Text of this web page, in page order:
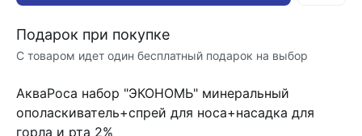
Подарок при покупке
С товаром идет один бесплатный подарок на выбор
АкваРоса набор "ЭКОНОМЬ" минеральный
ополаскиватель+спрей для носа+насадка для
горла и рта 2%